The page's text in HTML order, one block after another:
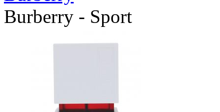
Burberry - Sport